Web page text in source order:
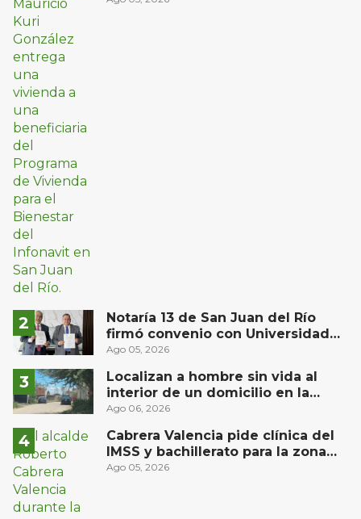
Notaría 13 de San Juan del Río
firmó convenio con Universidad
Privada del Bajío para recibir
Ago 05, 2026
Localizan a hombre sin vida al
interior de un domicilio en la
comunidad El Rodeo, San Juan del
Ago 06, 2026
Cabrera Valencia pide clínica del
IMSS y bachillerato para la zona
oriente de San Juan del Río
Ago 05, 2026